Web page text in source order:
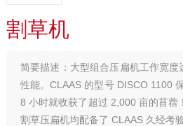
割草机
简要描述： 大型组合压扁机工作宽
性能。CLAAS 的型号 DISCO 1100
8 小时就收获了超过 2,000 亩的苜蓿
割草压扁机均配备了 CLAAS 久经考